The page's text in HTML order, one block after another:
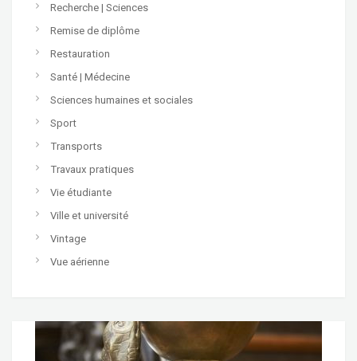
Recherche | Sciences
Remise de diplôme
Restauration
Santé | Médecine
Sciences humaines et sociales
Sport
Transports
Travaux pratiques
Vie étudiante
Ville et université
Vintage
Vue aérienne